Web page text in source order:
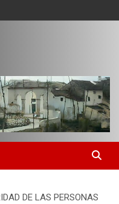
DE LAS PERSONAS